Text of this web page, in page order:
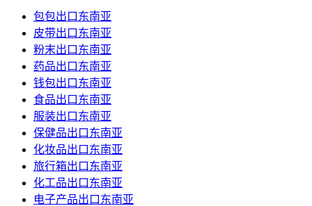
包包出口东南亚
皮带出口东南亚
粉末出口东南亚
药品出口东南亚
钱包出口东南亚
食品出口东南亚
服装出口东南亚
保健品出口东南亚
化妆品出口东南亚
旅行箱出口东南亚
化工品出口东南亚
电子产品出口东南亚